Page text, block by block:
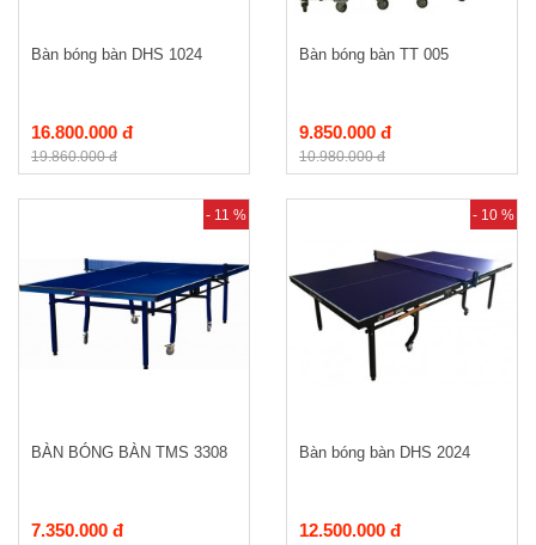
Bàn bóng bàn DHS 1024
16.800.000 đ
19.860.000 đ
Bàn bóng bàn TT 005
9.850.000 đ
10.980.000 đ
- 11 %
BÀN BÓNG BÀN TMS 3308
7.350.000 đ
- 10 %
Bàn bóng bàn DHS 2024
12.500.000 đ